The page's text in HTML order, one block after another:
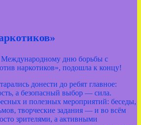
Международному дню борьбы с
наркотиков», подошла к концу!
донести до ребят главное:
а безопасный выбор — сила.
и полезных мероприятий: беседы,
творческие задания — и во всём
зрителями, а активными